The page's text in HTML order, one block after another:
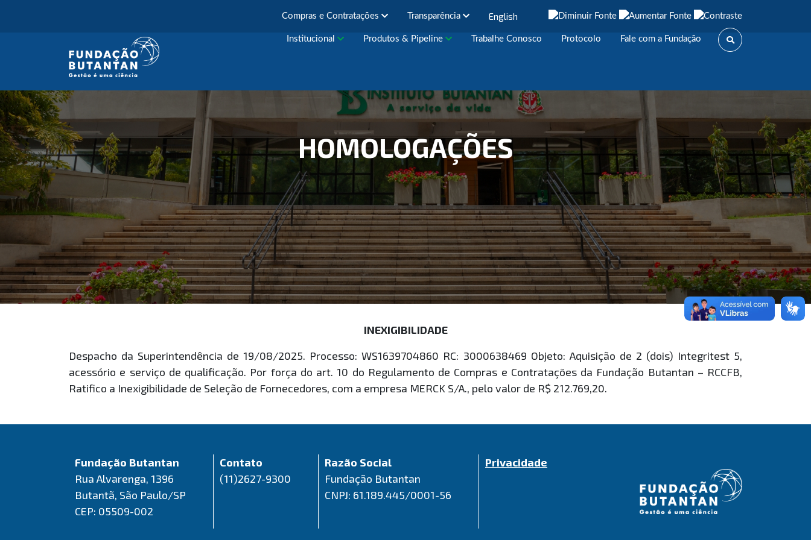
Compras e Contratações Transparência English
Institucional Produtos & Pipeline Trabalhe Conosco Protocolo Fale com a Fundação
HOMOLOGAÇÕES
INEXIGIBILIDADE
Despacho da Superintendência de 19/08/2025. Processo: WS1639704860 RC: 3000638469 Objeto: Aquisição de 2 (dois) Integritest 5,
acessório e serviço de qualificação. Por força do art. 10 do Regulamento de Compras e Contratações da Fundação Butantan – RCCFB,
Ratifico a Inexigibilidade de Seleção de Fornecedores, com a empresa MERCK S/A., pelo valor de R$ 212.769,20.
Fundação Butantan
Rua Alvarenga, 1396
Butantã, São Paulo/SP
CEP: 05509-002
Contato
(11)2627-9300
Razão Social
Fundação Butantan
CNPJ: 61.189.445/0001-56
Privacidade